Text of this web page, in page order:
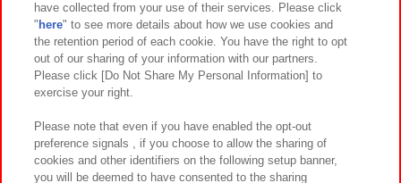
関連会社 サステナビリティ サイトポリシー
プライバシーポリシー ウェブアクセシビリティ方針と検証結果
お取引先さまとともに
カスタマーハラスメント対応方針 よくあるご質問・お問い合わせ
have collected from your use of their services. Please click
" here" to see more details about how we use cookies and
the retention period of each cookie. You have the right to opt
out of our sharing of your information with our partners.
Please click [Do Not Share My Personal Information] to
exercise your right.
Please note that even if you have enabled the opt-out
preference signals , if you choose to allow the sharing of
cookies and other identifiers on the following setup banner,
you will be deemed to have consented to the sharing